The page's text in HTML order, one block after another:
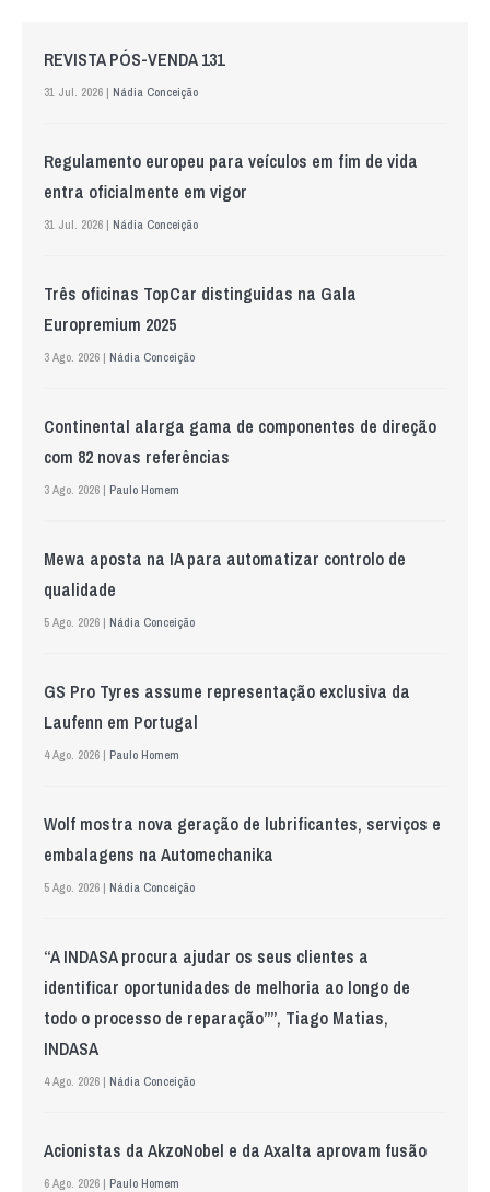
REVISTA PÓS-VENDA 131
31 Jul. 2026 | Nádia Conceição
Regulamento europeu para veículos em fim de vida
entra oficialmente em vigor
31 Jul. 2026 | Nádia Conceição
Três oficinas TopCar distinguidas na Gala
Europremium 2025
3 Ago. 2026 | Nádia Conceição
Continental alarga gama de componentes de direção
com 82 novas referências
3 Ago. 2026 | Paulo Homem
Mewa aposta na IA para automatizar controlo de
qualidade
5 Ago. 2026 | Nádia Conceição
GS Pro Tyres assume representação exclusiva da
Laufenn em Portugal
4 Ago. 2026 | Paulo Homem
Wolf mostra nova geração de lubrificantes, serviços e
embalagens na Automechanika
5 Ago. 2026 | Nádia Conceição
“A INDASA procura ajudar os seus clientes a
identificar oportunidades de melhoria ao longo de
todo o processo de reparação””, Tiago Matias,
INDASA
4 Ago. 2026 | Nádia Conceição
Acionistas da AkzoNobel e da Axalta aprovam fusão
6 Ago. 2026 | Paulo Homem